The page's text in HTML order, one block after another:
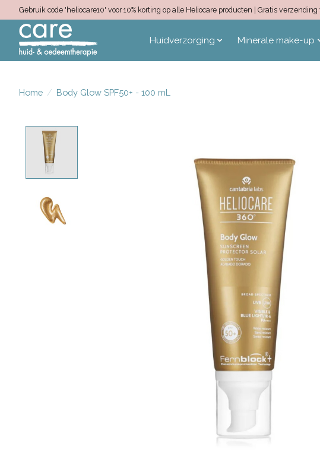
Gebruik code 'heliocare10' voor 10% korting op alle Heliocare producten | Gratis
Huidverzorging Minerale make-up
Home / Body Glow SPF50+ - 100 mL